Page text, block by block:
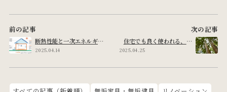
次の記事
住宅でも良く使われる、ヒ
2025.04.25
前の記事
断熱性能と一次エネルギー
消費量という言葉について
2025.04.14